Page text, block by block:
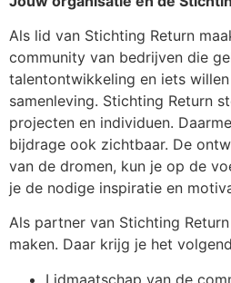
Als lid van Stichting Return
community van bedrijven die
talentontwikkeling en iets
samenleving. Stichting Return
projecten en individuen.
bijdrage ook zichtbaar. De
van de dromen, kun je op de
je de nodige inspiratie en
Als partner van Stichting
maken. Daar krijg je het
Lidmaatschap van de